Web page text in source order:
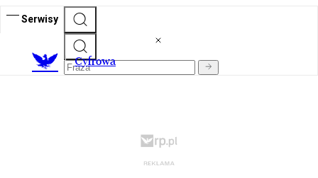
Serwisy
Cyfrowa